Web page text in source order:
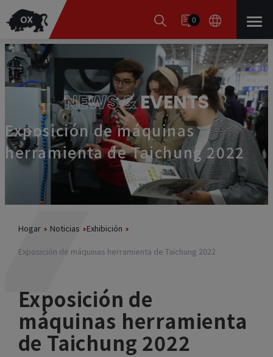
0
NEWS &EVENTS
Exposición de máquinas
herramienta de Taichung 2022
Hogar Noticias
Exhibición
Exposición de máquinas herramienta de Taichung 2022
Exposición de
máquinas herramienta
de Taichung 2022
Panel de gestión de cookies